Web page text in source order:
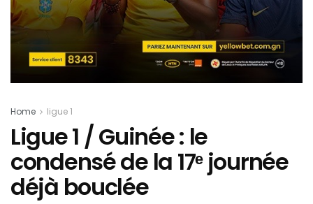
Home ligue 1
Ligue 1 / Guinée : le
condensé de la 17ᵉ journée
déjà bouclée